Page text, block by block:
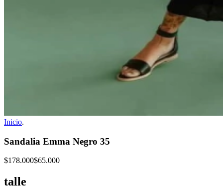
Inicio.
Sandalia Emma Negro 35
$178.000$65.000
talle